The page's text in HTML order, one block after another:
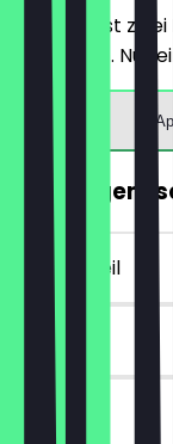
Du bestellst
berechnet. Nur
GRATIS
~9 € Vorteil
90 Tage
vor Ort